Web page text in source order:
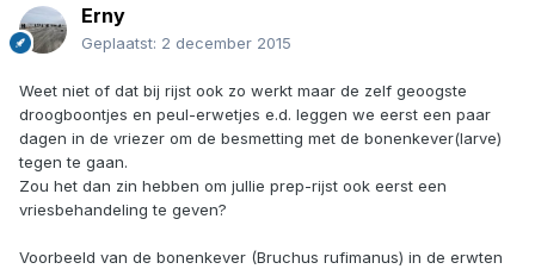
Erny
Geplaatst: 2 december 2015
Weet niet of dat bij rijst ook zo werkt maar de zelf geoogste
droogboontjes en peul-erwetjes e.d. leggen we eerst een paar
dagen in de vriezer om de besmetting met de bonenkever(larve)
tegen te gaan.
Zou het dan zin hebben om jullie prep-rijst ook eerst een
vriesbehandeling te geven?
Voorbeeld van de bonenkever (Bruchus rufimanus) in de erwten